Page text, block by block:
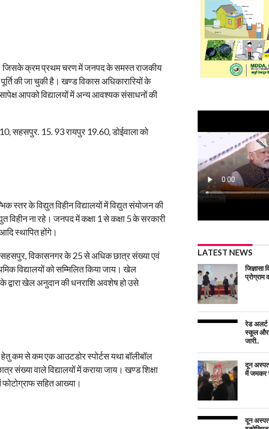
थे। जिसके क्रम प्रथम चरण में जनपद के समस्त राजकीय
पूर्ति की जा चुकी है। खण्ड विकास अधिकारारियों के
आपको विद्यालयों में अन्य आवश्यक संसाधनों की
सहसपुर. 15. 93 रायपुर 19.60, डोईवाला को
स्तर के विद्युत विहीन विद्यालयों में विद्युत संयोजन की
विहीन ना रहे। जनपद में कक्षा 1 से कक्षा 5 के सरकारी
स्थापित होंगे।
सहसपुर, विकासनगर के 25 से अधिक छात्र संख्या एवं
विद्यालयों को सम्मिलित किया जाय। खेल
के द्वारा खेल अनुदान की धनराशि अवशेष हो उसे
हेतु कम से कम एक आउटडोर स्पोर्टस यथा बॉलीबॉल
संख्या वाले विद्यालयों में कराया जाय। खण्ड शिक्षा
फोटोग्राफ सहित आख्या।
LATEST NEWS
प्रोग्राम
रेड
स्कूल और
जारी..
दून
में जमकर
दून